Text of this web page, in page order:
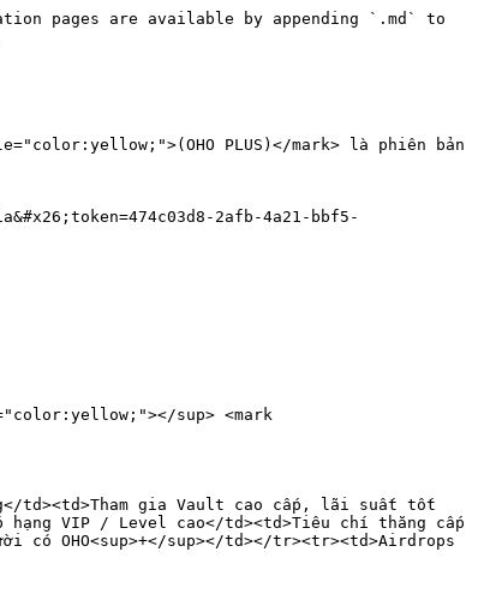
pages are available by appending `.md` to
PLUS)</mark> là phiên bản
2afb-4a21-bbf5-
sup> <mark
td><td>Tham gia Vault cao cấp, lãi suất tốt
hạng VIP / Level cao</td><td>Tiêu chí thăng cấp
OHO<sup>+</sup></td></tr><tr><td>Airdrops